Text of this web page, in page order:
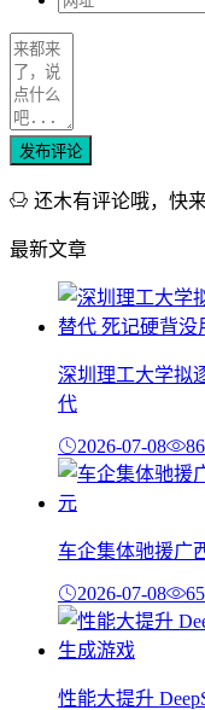
发布评论
还木有评论哦，快
最新文章
深圳理工大学拟
代
2026-07-08 86
车企集体驰援广
2026-07-08 65
性能大提升